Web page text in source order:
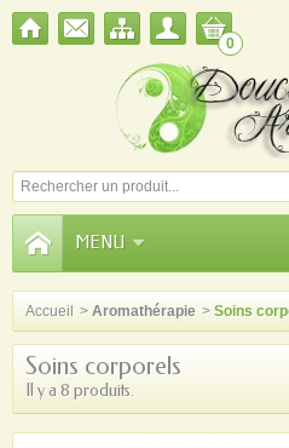
0
MENU
Accueil > Aromathérapie > Soins
Soins corporels
Il y a 8 produits.